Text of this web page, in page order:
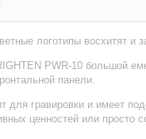
логотипы восхитят и
PWR-10 большой
панели.
для гравировки и имеет
ценностей или просто